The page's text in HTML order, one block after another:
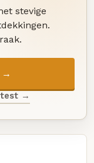
stevige
→
→